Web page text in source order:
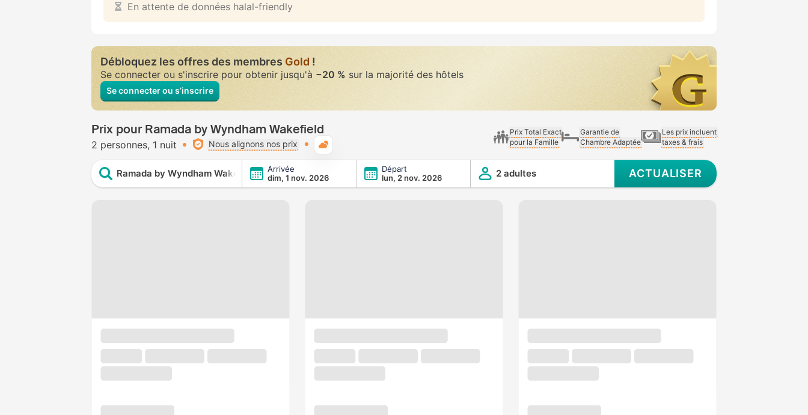
En attente de données halal-friendly
Débloquez les offres des membres Gold !
Se connecter ou s'inscrire pour obtenir jusqu'à −20 % sur la majorité des hôtels
Se connecter ou s’inscrire
Prix pour Ramada by Wyndham Wakefield
2 personnes 1 nuit Nous alignons nos prix
Prix Total Exact
pour la Famille
Garantie de
Chambre Adaptée
Les prix incluent
taxes & frais
Ramada by Wyndham Wakefield
Arrivée
dim, 1 nov. 2026
Départ
lun, 2 nov. 2026
2 adultes ACTUALISER